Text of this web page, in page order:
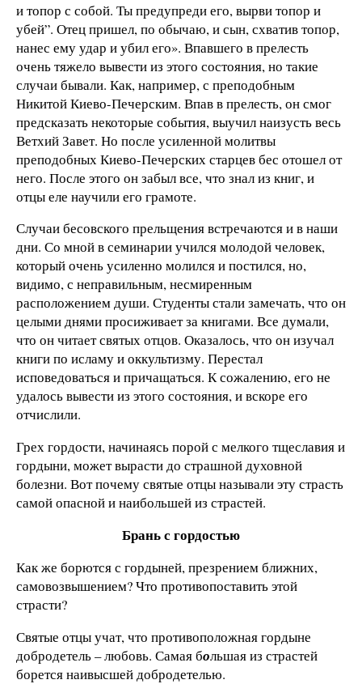
и топор с собой. Ты предупреди его, вырви топор и
убей”. Отец пришел, по обычаю, и сын, схватив топор,
нанес ему удар и убил его». Впавшего в прелесть
очень тяжело вывести из этого состояния, но такие
случаи бывали. Как, например, с преподобным
Никитой Киево-Печерским. Впав в прелесть, он смог
предсказать некоторые события, выучил наизусть весь
Ветхий Завет. Но после усиленной молитвы
преподобных Киево-Печерских старцев бес отошел от
него. После этого он забыл все, что знал из книг, и
отцы еле научили его грамоте.
Случаи бесовского прельщения встречаются и в наши
дни. Со мной в семинарии учился молодой человек,
который очень усиленно молился и постился, но,
видимо, с неправильным, несмиренным
расположением души. Студенты стали замечать, что он
целыми днями просиживает за книгами. Все думали,
что он читает святых отцов. Оказалось, что он изучал
книги по исламу и оккультизму. Перестал
исповедоваться и причащаться. К сожалению, его не
удалось вывести из этого состояния, и вскоре его
отчислили.
Грех гордости, начинаясь порой с мелкого тщеславия и
гордыни, может вырасти до страшной духовной
болезни. Вот почему святые отцы называли эту страсть
самой опасной и наибольшей из страстей.
Брань с гордостью
Как же борются с гордыней, презрением ближних,
самовозвышением? Что противопоставить этой
страсти?
Святые отцы учат, что противоположная гордыне
добродетель – любовь. Самая большая из страстей
борется наивысшей добродетелью.